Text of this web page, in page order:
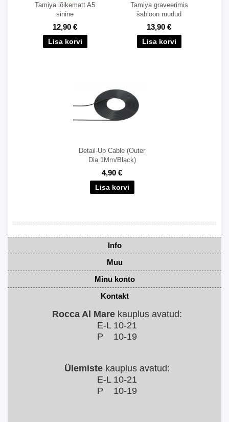
Tamiya lõikematt A5
sinine
12,90 €
Tamiya graveerimis
šabloon ruudud
13,90 €
Detail-Up Cable (Outer
Dia 1Mm/Black)
4,90 €
Info
Muu
Minu konto
Kontakt
Rocca Al Mare kauplus avatud:
E-L 10-21
P 10-19
Ülemiste kauplus avatud:
E-L 10-21
P 10-19